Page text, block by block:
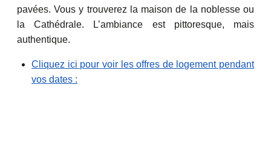
pavées. Vous y trouverez la maison de la noblesse ou
la Cathédrale. L’ambiance est pittoresque, mais
authentique.
Cliquez ici pour voir les offres de logement pendant
vos dates :